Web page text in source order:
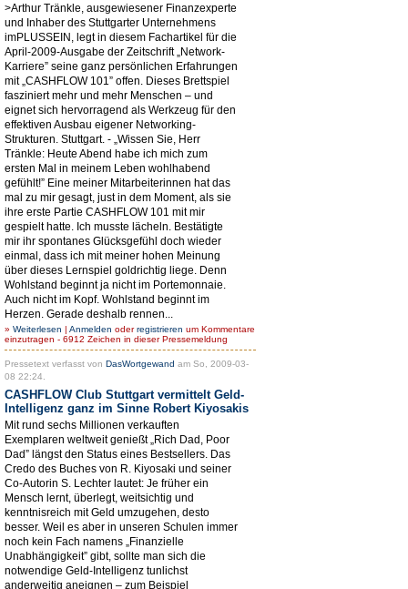
>Arthur Tränkle, ausgewiesener Finanzexperte
und Inhaber des Stuttgarter Unternehmens
imPLUSSEIN, legt in diesem Fachartikel für die
April-2009-Ausgabe der Zeitschrift „Network-
Karriere” seine ganz persönlichen Erfahrungen
mit „CASHFLOW 101” offen. Dieses Brettspiel
fasziniert mehr und mehr Menschen – und
eignet sich hervorragend als Werkzeug für den
effektiven Ausbau eigener Networking-
Strukturen. Stuttgart. - „Wissen Sie, Herr
Tränkle: Heute Abend habe ich mich zum
ersten Mal in meinem Leben wohlhabend
gefühlt!” Eine meiner Mitarbeiterinnen hat das
mal zu mir gesagt, just in dem Moment, als sie
ihre erste Partie CASHFLOW 101 mit mir
gespielt hatte. Ich musste lächeln. Bestätigte
mir ihr spontanes Glücksgefühl doch wieder
einmal, dass ich mit meiner hohen Meinung
über dieses Lernspiel goldrichtig liege. Denn
Wohlstand beginnt ja nicht im Portemonnaie.
Auch nicht im Kopf. Wohlstand beginnt im
Herzen. Gerade deshalb rennen...
» Weiterlesen | Anmelden oderregistrieren um Kommentare
einzutragen - 6912 Zeichen in dieser Pressemeldung
Pressetext verfasst von DasWortgewand am So, 2009-03-
08 22:24.
CASHFLOW Club Stuttgart vermittelt Geld-
Intelligenz ganz im Sinne Robert Kiyosakis
Mit rund sechs Millionen verkauften
Exemplaren weltweit genießt „Rich Dad, Poor
Dad” längst den Status eines Bestsellers. Das
Credo des Buches von R. Kiyosaki und seiner
Co-Autorin S. Lechter lautet: Je früher ein
Mensch lernt, überlegt, weitsichtig und
kenntnisreich mit Geld umzugehen, desto
besser. Weil es aber in unseren Schulen immer
noch kein Fach namens „Finanzielle
Unabhängigkeit” gibt, sollte man sich die
notwendige Geld-Intelligenz tunlichst
anderweitig aneignen – zum Beispiel